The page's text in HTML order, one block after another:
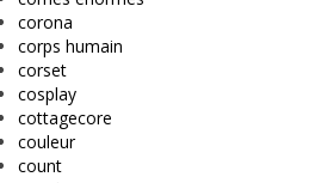
corona
corps humain
corset
cosplay
cottagecore
couleur
count